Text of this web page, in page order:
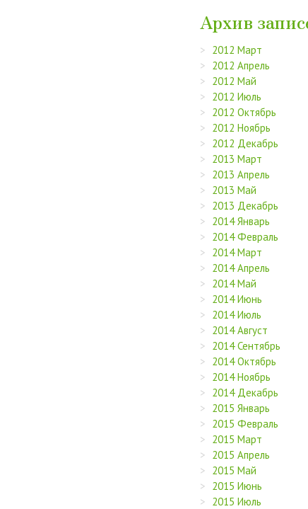
Архив
2012 Март
2012 Апрель
2012 Май
2012 Июль
2012 Октябрь
2012 Ноябрь
2012 Декабрь
2013 Март
2013 Апрель
2013 Май
2013 Декабрь
2014 Январь
2014 Февраль
2014 Март
2014 Апрель
2014 Май
2014 Июнь
2014 Июль
2014 Август
2014 Сентябрь
2014 Октябрь
2014 Ноябрь
2014 Декабрь
2015 Январь
2015 Февраль
2015 Март
2015 Апрель
2015 Май
2015 Июнь
2015 Июль